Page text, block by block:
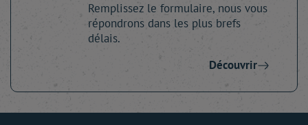
Remplissez le formulaire, nous vous
répondrons dans les plus brefs
délais.
Découvrir